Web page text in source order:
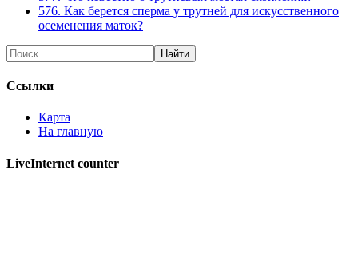
576. Как берется сперма у трутней для искусственного
осеменения маток?
Ссылки
Карта
На главную
LiveInternet counter